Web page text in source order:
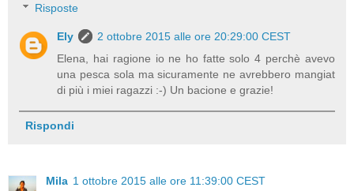
Risposte
Ely
2 ottobre 2015 alle ore 20:29:00 CEST
Elena, hai ragione io ne ho fatte solo 4 perchè avevo
una pesca sola ma sicuramente ne avrebbero mangiat
di più i miei ragazzi :-) Un bacione e grazie!
Rispondi
Mila 1 ottobre 2015 alle ore 11:39:00 CEST